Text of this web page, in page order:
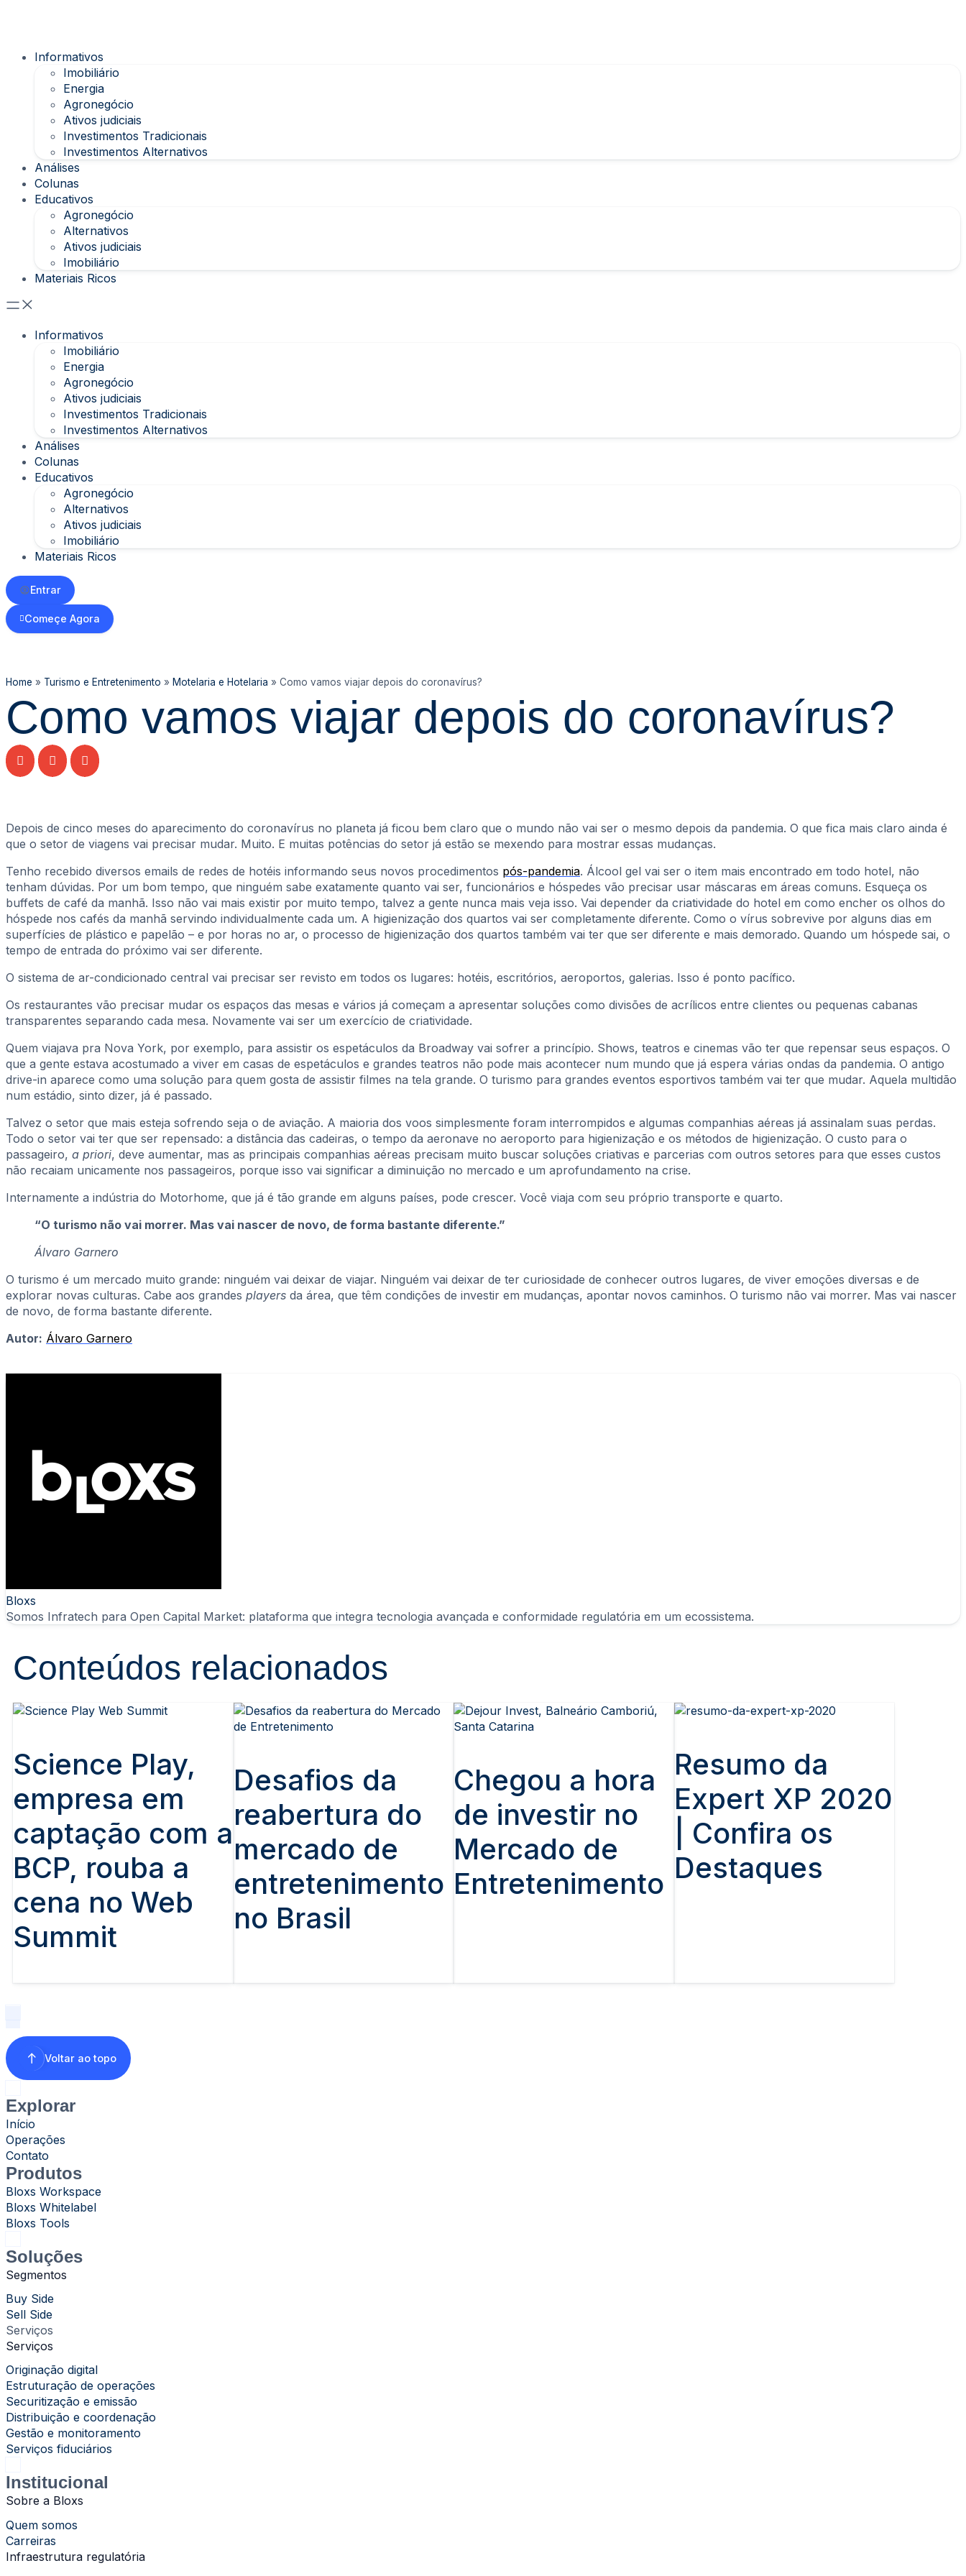
Informativos
Imobiliário
Energia
Agronegócio
Ativos judiciais
Investimentos Tradicionais
Investimentos Alternativos
Análises
Colunas
Educativos
Agronegócio
Alternativos
Ativos judiciais
Imobiliário
Materiais Ricos
Informativos
Imobiliário
Energia
Agronegócio
Ativos judiciais
Investimentos Tradicionais
Investimentos Alternativos
Análises
Colunas
Educativos
Agronegócio
Alternativos
Ativos judiciais
Imobiliário
Materiais Ricos
Entrar
Começe Agora
Home » Turismo e Entretenimento » Motelaria e Hotelaria » Como vamos viajar depois do coronavírus?
Como vamos viajar depois do coronavírus?
Depois de cinco meses do aparecimento do coronavírus no planeta já ficou bem claro que o mundo não vai ser o mesmo depois da pandemia. O que fica mais claro ainda é
que o setor de viagens vai precisar mudar. Muito. E muitas potências do setor já estão se mexendo para mostrar essas mudanças.
Tenho recebido diversos emails de redes de hotéis informando seus novos procedimentos pós-pandemia. Álcool gel vai ser o item mais encontrado em todo hotel, não
tenham dúvidas. Por um bom tempo, que ninguém sabe exatamente quanto vai ser, funcionários e hóspedes vão precisar usar máscaras em áreas comuns. Esqueça os
buffets de café da manhã. Isso não vai mais existir por muito tempo, talvez a gente nunca mais veja isso. Vai depender da criatividade do hotel em como encher os olhos do
hóspede nos cafés da manhã servindo individualmente cada um. A higienização dos quartos vai ser completamente diferente. Como o vírus sobrevive por alguns dias em
superfícies de plástico e papelão – e por horas no ar, o processo de higienização dos quartos também vai ter que ser diferente e mais demorado. Quando um hóspede sai, o
tempo de entrada do próximo vai ser diferente.
O sistema de ar-condicionado central vai precisar ser revisto em todos os lugares: hotéis, escritórios, aeroportos, galerias. Isso é ponto pacífico.
Os restaurantes vão precisar mudar os espaços das mesas e vários já começam a apresentar soluções como divisões de acrílicos entre clientes ou pequenas cabanas
transparentes separando cada mesa. Novamente vai ser um exercício de criatividade.
Quem viajava pra Nova York, por exemplo, para assistir os espetáculos da Broadway vai sofrer a princípio. Shows, teatros e cinemas vão ter que repensar seus espaços. O
que a gente estava acostumado a viver em casas de espetáculos e grandes teatros não pode mais acontecer num mundo que já espera várias ondas da pandemia. O antigo
drive-in aparece como uma solução para quem gosta de assistir filmes na tela grande. O turismo para grandes eventos esportivos também vai ter que mudar. Aquela multidão
num estádio, sinto dizer, já é passado.
Talvez o setor que mais esteja sofrendo seja o de aviação. A maioria dos voos simplesmente foram interrompidos e algumas companhias aéreas já assinalam suas perdas.
Todo o setor vai ter que ser repensado: a distância das cadeiras, o tempo da aeronave no aeroporto para higienização e os métodos de higienização. O custo para o
passageiro, a priori, deve aumentar, mas as principais companhias aéreas precisam muito buscar soluções criativas e parcerias com outros setores para que esses custos
não recaiam unicamente nos passageiros, porque isso vai significar a diminuição no mercado e um aprofundamento na crise.
Internamente a indústria do Motorhome, que já é tão grande em alguns países, pode crescer. Você viaja com seu próprio transporte e quarto.
“O turismo não vai morrer. Mas vai nascer de novo, de forma bastante diferente.”
Álvaro Garnero
O turismo é um mercado muito grande: ninguém vai deixar de viajar. Ninguém vai deixar de ter curiosidade de conhecer outros lugares, de viver emoções diversas e de
explorar novas culturas. Cabe aos grandes players da área, que têm condições de investir em mudanças, apontar novos caminhos. O turismo não vai morrer. Mas vai nascer
de novo, de forma bastante diferente.
Autor: Álvaro Garnero
Bloxs
Somos Infratech para Open Capital Market: plataforma que integra tecnologia avançada e conformidade regulatória em um ecossistema.
Conteúdos relacionados
Science Play,
empresa em
captação com a
BCP, rouba a
cena no Web
Summit
Desafios da
reabertura do
mercado de
entretenimento
no Brasil
Chegou a hora
de investir no
Mercado de
Entretenimento
Resumo da
Expert XP 2020
| Confira os
Destaques
Voltar ao topo
Explorar
Início
Operações
Contato
Produtos
Bloxs Workspace
Bloxs Whitelabel
Bloxs Tools
Soluções
Segmentos
Buy Side
Sell Side
Serviços
Serviços
Originação digital
Estruturação de operações
Securitização e emissão
Distribuição e coordenação
Gestão e monitoramento
Serviços fiduciários
Institucional
Sobre a Bloxs
Quem somos
Carreiras
Infraestrutura regulatória